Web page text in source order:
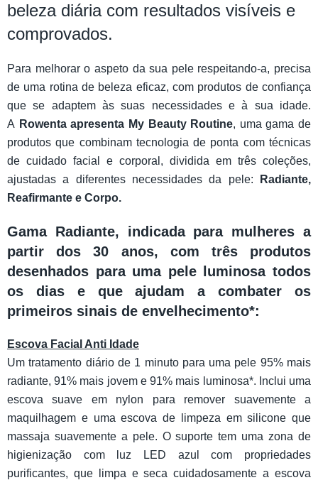
beleza diária com resultados visíveis e
comprovados.
Para melhorar o aspeto da sua pele respeitando-a, precisa
de uma rotina de beleza eficaz, com produtos de confiança
que se adaptem às suas necessidades e à sua idade.
A Rowenta apresenta My Beauty Routine, uma gama de
produtos que combinam tecnologia de ponta com técnicas
de cuidado facial e corporal, dividida em três coleções,
ajustadas a diferentes necessidades da pele:
Radiante,
Reafirmante e Corpo.
Gama Radiante, indicada para mulheres a
partir dos 30 anos, com três produtos
desenhados para uma pele luminosa todos
os dias e que ajudam a combater os
primeiros sinais de envelhecimento*:
Escova Facial Anti Idade
Um tratamento diário de 1 minuto para uma pele 95% mais
radiante, 91% mais jovem e 91% mais luminosa*. Inclui uma
escova suave em nylon para remover suavemente a
maquilhagem e uma escova de limpeza em silicone que
massaja suavemente a pele. O suporte tem uma zona de
higienização com luz LED azul com propriedades
purificantes, que limpa e seca cuidadosamente a escova